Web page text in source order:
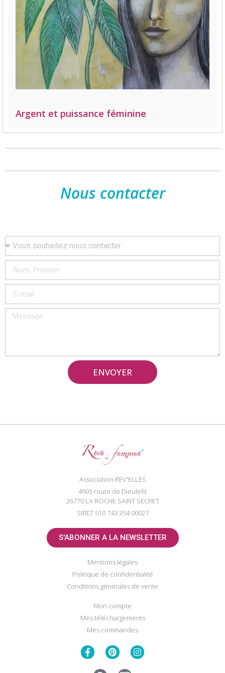
Argent et puissance féminine
Nous contacter
ENVOYER
Association REV'ELLES
4905 route de Dieulefit
26770 LA ROCHE SAINT SECRET
SIRET 510 743 354 00027
S'ABONNER A LA NEWSLETTER
Mentions légales
Politique de confidentialité
Conditions générales de vente
Mon compte
Mes téléchargements
Mes commandes